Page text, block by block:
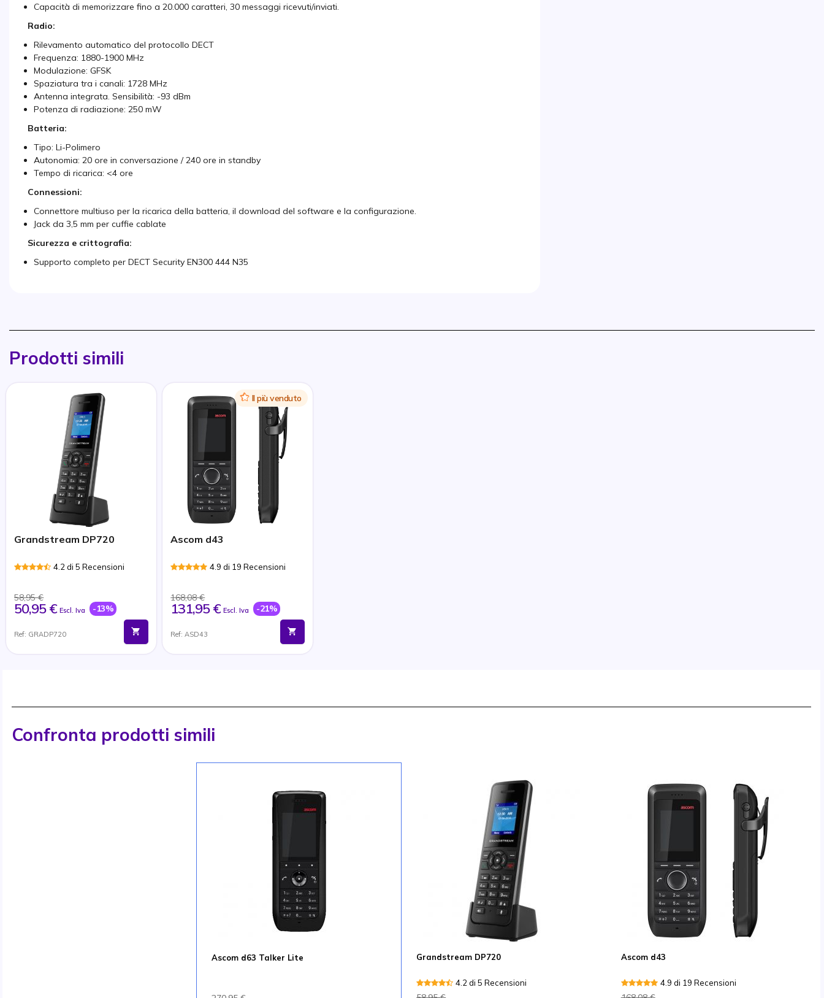
Capacità di memorizzare fino a 20.000 caratteri, 30 messaggi ricevuti/inviati.
Radio:
Rilevamento automatico del protocollo DECT
Frequenza: 1880-1900 MHz
Modulazione: GFSK
Spaziatura tra i canali: 1728 MHz
Antenna integrata. Sensibilità: -93 dBm
Potenza di radiazione: 250 mW
Batteria:
Tipo: Li-Polimero
Autonomia: 20 ore in conversazione / 240 ore in standby
Tempo di ricarica: <4 ore
Connessioni:
Connettore multiuso per la ricarica della batteria, il download del software e la configurazione.
Jack da 3,5 mm per cuffie cablate
Sicurezza e crittografia:
Supporto completo per DECT Security EN300 444 N35
Prodotti simili
Grandstream DP720
4.2 di 5 Recensioni
58,95 €
50,95 € Escl. Iva -13%
Ref: GRADP720
IconIl più venduto
Ascom d43
4.9 di 19 Recensioni
168,08 €
131,95 € Escl. Iva -21%
Ref: ASD43
Confronta prodotti simili
Ascom d63 Talker Lite Grandstream DP720
4.2 di 5 Recensioni
Ascom d43
4.9 di 19 Recensioni